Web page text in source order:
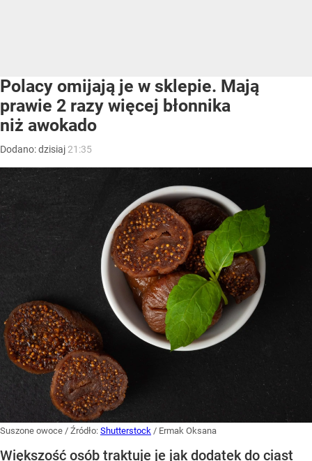
Polacy omijają je w sklepie. Mają
prawie 2 razy więcej błonnika
niż awokado
Dodano:dzisiaj 21:35
Suszone owoce / Źródło: Shutterstock / Ermak Oksana
Większość osób traktuje je jak dodatek do ciast